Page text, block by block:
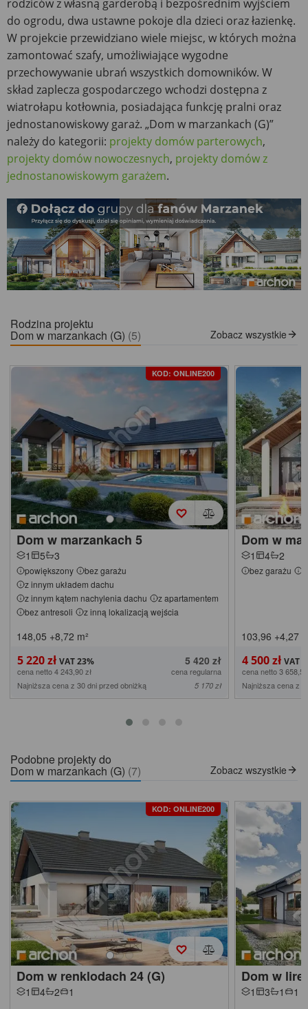
rodziców z własną garderobą i bezpośrednim wyjściem
do ogrodu, dwa ustawne pokoje dla dzieci oraz łazienkę.
W projekcie przewidziano wiele miejsc, w których można
zamontować szafy, umożliwiające wygodne
przechowywanie ubrań wszystkich domowników. W
skład zaplecza gospodarczego wchodzi dostępna z
wiatrołapu kotłownia, posiadająca funkcję pralni oraz
jednostanowiskowy garaż. „Dom w marzankach (G)”
należy do kategorii: projekty domów parterowych,
projekty domów nowoczesnych, projekty domów z
jednostanowiskowym garażem.
Rodzina projektu
Dom w marzankach (G) (5) Zobacz wszystkie
KOD: ONLINE200
Dom w marzankach 5
1 5 3
powiększony
bez garażu
z innym układem dachu
z innym kątem nachylenia dachu
z apartamentem
bez antresoli
z inną lokalizacją wejścia
148,05 +8,72 m²
5 220 zł 5 420 zł
cena netto 4 243,90 zł
cena regularna
Najniższa cena z 30 dni przed obniżką
5 170 zł
Dom w
1 4 2
bez garażu
103,96 +4,27
4 500 zł
cena netto 3
Najniższa cena z
Podobne projekty do
Dom w marzankach (G) (7) Zobacz wszystkie
KOD: ONLINE200
Dom w renklodach 24 (G)
1 4 2
1
Dom w
1 3 1
1